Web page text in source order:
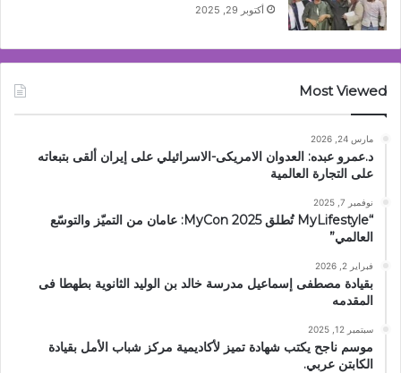
أكتوبر 29, 2025
Most Viewed
مارس 24, 2026
د.عمرو عبده: العدوان الامريكى-الاسرائيلي على إيران ألقى بتبعاته
على التجارة العالمية
نوفمبر 7, 2025
“MyLifestyle تُطلق MyCon 2025: عامان من التميّز والتوسّع
العالمي”
فبراير 2, 2026
بقيادة مصطفى إسماعيل مدرسة خالد بن الوليد الثانوية بطهطا فى
المقدمه
سبتمبر 12, 2025
موسم ناجح يكتب شهادة تميز لأكاديمية مركز شباب الأمل بقيادة
الكابتن عربي.